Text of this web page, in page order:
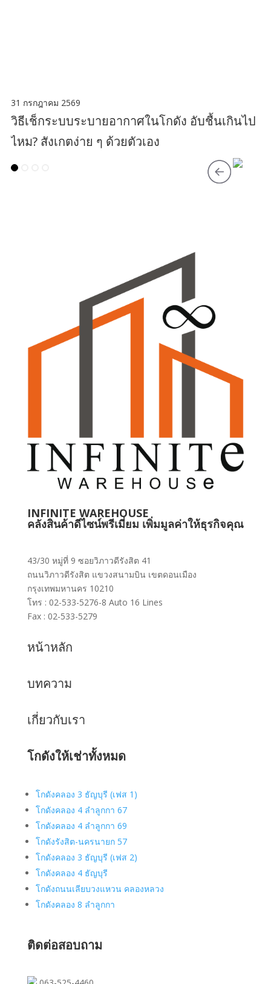
31 กรกฎาคม 2569
วิธีเช็กระบบระบายอากาศในโกดัง อับชื้นเกินไป
ไหม? สังเกตง่าย ๆ ด้วยตัวเอง
INFINITE WAREHOUSE
คลังสินค้าดีไซน์พรีเมี่ยม เพิ่มมูลค่าให้ธุรกิจคุณ
43/30 หมู่ที่ 9 ซอยวิภาวดีรังสิต 41
ถนนวิภาวดีรังสิต แขวงสนามบิน เขตดอนเมือง
กรุงเทพมหานคร 10210
โทร : 02-533-5276-8 Auto 16 Lines
Fax : 02-533-5279
หน้าหลัก
บทความ
เกี่ยวกับเรา
โกดังให้เช่าทั้งหมด
โกดังคลอง 3 ธัญบุรี (เฟส 1)
โกดังคลอง 4 ลำลูกกา 67
โกดังคลอง 4 ลำลูกกา 69
โกดังรังสิต-นครนายก 57
โกดังคลอง 3 ธัญบุรี (เฟส 2)
โกดังคลอง 4 ธัญบุรี
โกดังถนนเลียบวงแหวน คลองหลวง
โกดังคลอง 8 ลำลูกกา
ติดต่อสอบถาม